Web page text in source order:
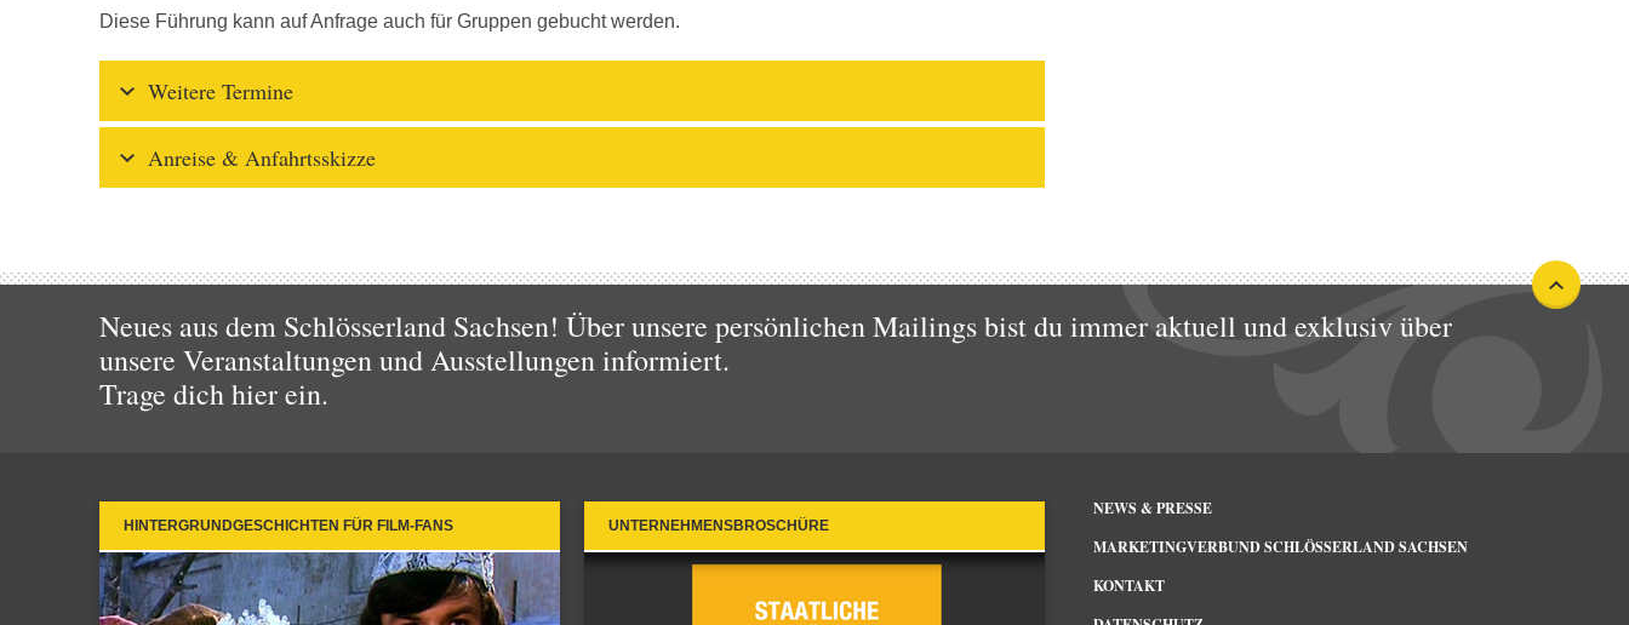
Diese Führung kann auf Anfrage auch für Gruppen gebucht werden.
Weitere Termine
Anreise & Anfahrtsskizze
Neues aus dem Schlösserland Sachsen! Über unsere persönlichen Mailings bist du immer aktuell und exklusiv über
unsere Veranstaltungen und Ausstellungen informiert.
Trage dich hier ein.
HINTERGRUNDGESCHICHTEN FÜR FILM-FANS UNTERNEHMENSBROSCHÜRE
NEWS & PRESSE
MARKETINGVERBUND SCHLÖSSERLAND SACHSEN
KONTAKT